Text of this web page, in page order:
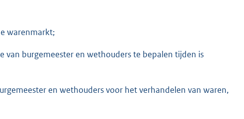
warenmarkt;
van burgemeester en wethouders te bepalen tijden is
en wethouders voor het verhandelen van waren,